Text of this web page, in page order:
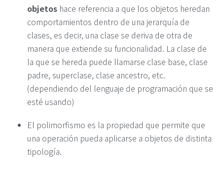
objetos hace referencia a que los objetos heredan
comportamientos dentro de una jerarquía de
clases, es decir, una clase se deriva de otra de
manera que extiende su funcionalidad. La clase de
la que se hereda puede llamarse clase base, clase
padre, superclase, clase ancestro, etc.
(dependiendo del lenguaje de programación que se
esté usando)
El polimorfismo es la propiedad que permite que
una operación pueda aplicarse a objetos de distinta
tipología.